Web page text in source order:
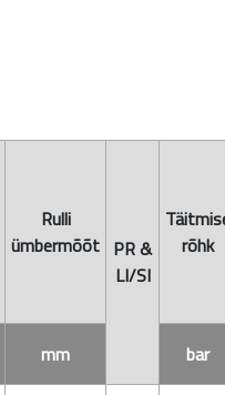
Rulli
ümbermõõt PR &
LI/SI
rõhk
mm bar